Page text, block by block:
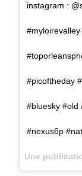
instagram :
#picoftheday
#bluesky #old
#nexus6p